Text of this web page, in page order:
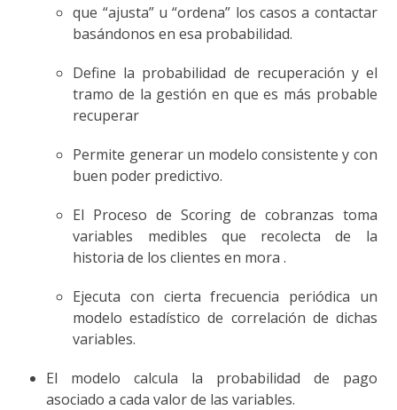
que “ajusta” u “ordena” los casos a contactar
basándonos en esa probabilidad.
Define la probabilidad de recuperación y el
tramo de la gestión en que es más probable
recuperar
Permite generar un modelo consistente y con
buen poder predictivo.
El Proceso de Scoring de cobranzas toma
variables medibles que recolecta de la
historia de los clientes en mora .
Ejecuta con cierta frecuencia periódica un
modelo estadístico de correlación de dichas
variables.
El modelo calcula la probabilidad de pago
asociado a cada valor de las variables.